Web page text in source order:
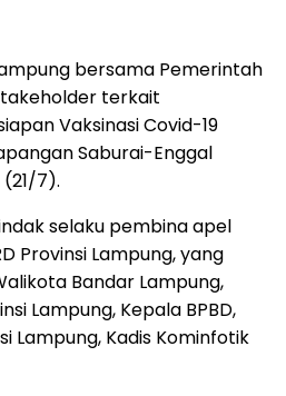
bersama Pemerintah
terkait
Vaksinasi Covid-19
Saburai-Enggal
7).
selaku pembina apel
Provinsi Lampung, yang
Bandar Lampung,
Lampung, Kepala BPBD,
Lampung, Kadis Kominfotik